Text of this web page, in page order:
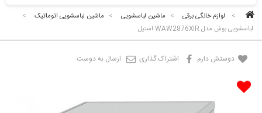
> لوازم خانگی برقی > ماشین لباسشویی > ماشین لباسشویی اتوماتیک
>
لباسشویی بوش مدل WAW2876XIR استیل
دوستش دارم اشتراک گذاری ارسال به دوست